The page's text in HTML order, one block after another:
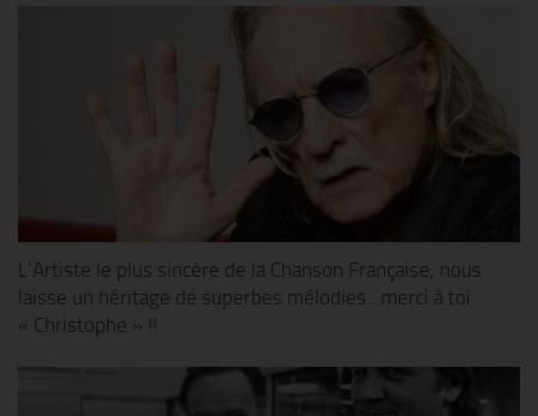
L’Artiste le plus sincère de la Chanson Française, nous
laisse un héritage de superbes mélodies…merci à toi
« Christophe » !!